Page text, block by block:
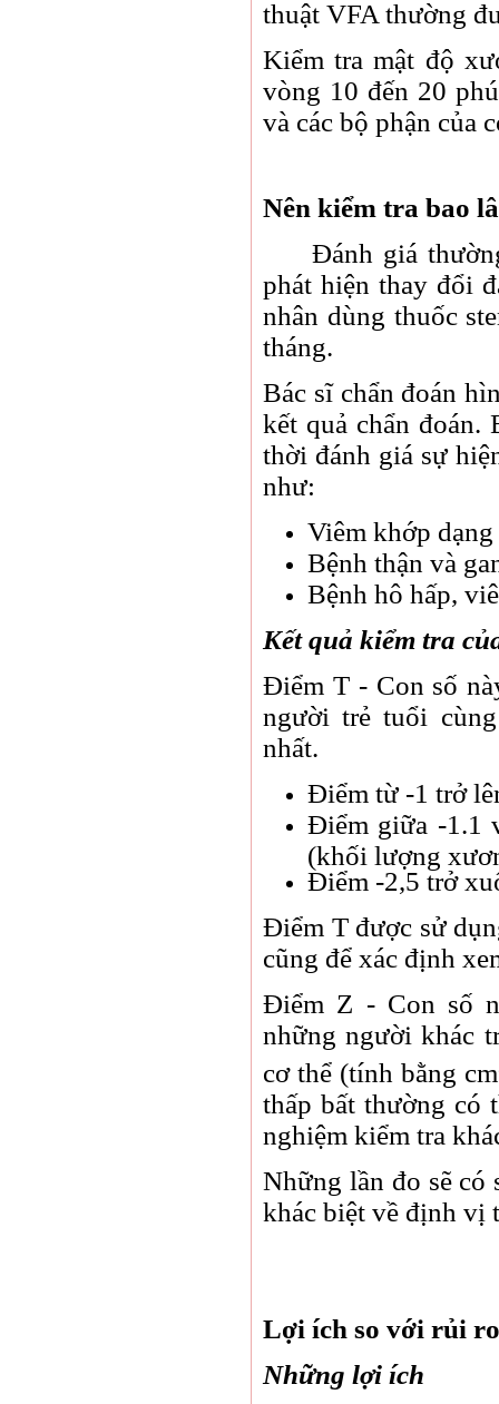
thuật VFA thường
Kiểm tra mật độ
vòng 10 đến 20
và các bộ phận của
Nên kiểm tra bao
Đánh giá thường
phát hiện thay đổi
nhân dùng thuốc
tháng.
Bác sĩ chẩn đoán
kết quả chẩn đoán.
thời đánh giá sự
như:
Viêm khớp dạng
Bệnh thận và
Bệnh hô hấp,
Kết quả kiểm tra
Điểm T - Con số
người trẻ tuổi
nhất.
Điểm từ -1 trở
Điểm giữa -1.1
(khối lượng
Điểm -2,5 trở
Điểm T được sử
cũng để xác định
Điểm Z - Con số
những người khác
cơ thể (tính bằng cm
thấp bất thường có
nghiệm kiểm tra
Những lần đo sẽ có
khác biệt về định vị
Lợi ích so với rủi
Những lợi ích